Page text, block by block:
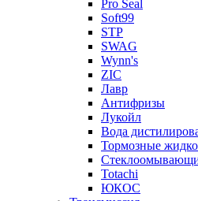
Pro Seal
Soft99
STP
SWAG
Wynn's
ZIC
Лавр
Антифризы
Лукойл
Вода
Тормозные
Totachi
ЮКОС